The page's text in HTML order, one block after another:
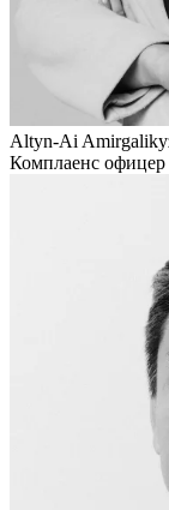
Altyn-Ai
Комплаенс офицер